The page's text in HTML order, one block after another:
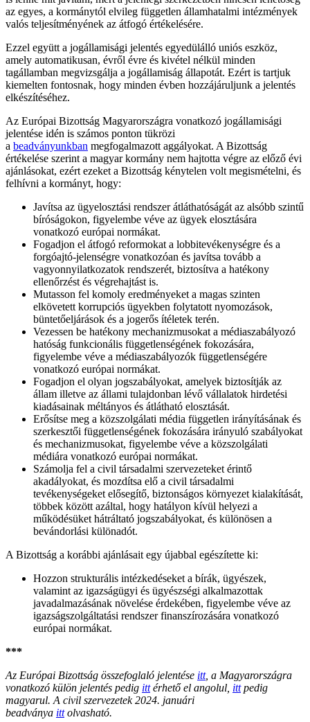
az egyes, a kormánytól elvileg független államhatalmi intézmények
valós teljesítményének az átfogó értékelésére.
Ezzel együtt a jogállamisági jelentés egyedülálló uniós eszköz,
amely automatikusan, évről évre és kivétel nélkül minden
tagállamban megvizsgálja a jogállamiság állapotát. Ezért is tartjuk
kiemelten fontosnak, hogy minden évben hozzájáruljunk a jelentés
elkészítéséhez.
Az Európai Bizottság Magyarországra vonatkozó jogállamisági
jelentése idén is számos ponton tükrözi
a beadványunkban megfogalmazott aggályokat. A Bizottság
értékelése szerint a magyar kormány nem hajtotta végre az előző évi
ajánlásokat, ezért ezeket a Bizottság kénytelen volt megismételni, és
felhívni a kormányt, hogy:
Javítsa az ügyelosztási rendszer átláthatóságát az alsóbb szintű
bíróságokon, figyelembe véve az ügyek elosztására
vonatkozó európai normákat.
Fogadjon el átfogó reformokat a lobbitevékenységre és a
forgóajtó-jelenségre vonatkozóan és javítsa tovább a
vagyonnyilatkozatok rendszerét, biztosítva a hatékony
ellenőrzést és végrehajtást is.
Mutasson fel komoly eredményeket a magas szinten
elkövetett korrupciós ügyekben folytatott nyomozások,
büntetőeljárások és a jogerős ítéletek terén.
Vezessen be hatékony mechanizmusokat a médiaszabályozó
hatóság funkcionális függetlenségének fokozására,
figyelembe véve a médiaszabályozók függetlenségére
vonatkozó európai normákat.
Fogadjon el olyan jogszabályokat, amelyek biztosítják az
állam illetve az állami tulajdonban lévő vállalatok hirdetési
kiadásainak méltányos és átlátható elosztását.
Erősítse meg a közszolgálati média független irányításának és
szerkesztői függetlenségének fokozására irányuló szabályokat
és mechanizmusokat, figyelembe véve a közszolgálati
médiára vonatkozó európai normákat.
Számolja fel a civil társadalmi szervezeteket érintő
akadályokat, és mozdítsa elő a civil társadalmi
tevékenységeket elősegítő, biztonságos környezet kialakítását,
többek között azáltal, hogy hatályon kívül helyezi a
működésüket hátráltató jogszabályokat, és különösen a
bevándorlási különadót.
A Bizottság a korábbi ajánlásait egy újabbal egészítette ki:
Hozzon strukturális intézkedéseket a bírák, ügyészek,
valamint az igazságügyi és ügyészségi alkalmazottak
javadalmazásának növelése érdekében, figyelembe véve az
igazságszolgáltatási rendszer finanszírozására vonatkozó
európai normákat.
***
Az Európai Bizottság összefoglaló jelentése itt, a Magyarországra
vonatkozó külön jelentés pedig ittérhető el angolul, ittpedig
magyarul. A civil szervezetek 2024. januári
beadványa ittolvasható.